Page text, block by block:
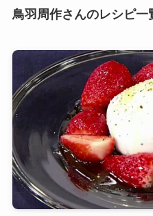
鳥羽周作さんのレシピ一